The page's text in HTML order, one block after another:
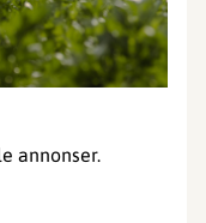
annonser.